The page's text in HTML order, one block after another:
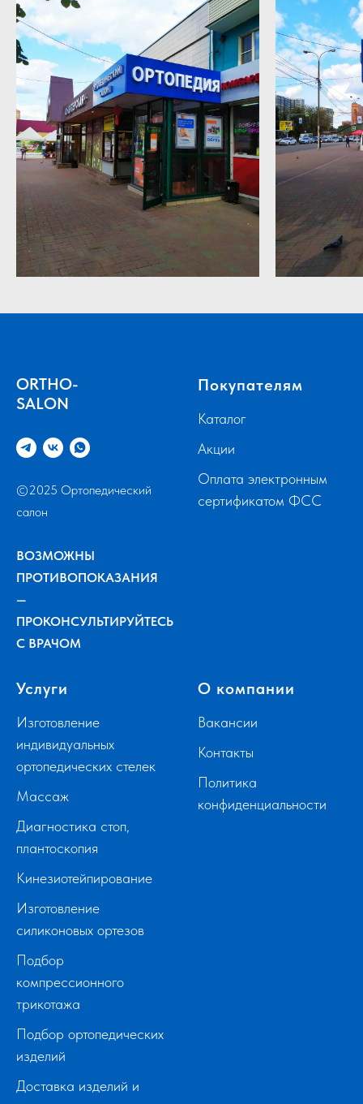
ORTHO-
SALON
©2025 Ортопедический
салон
ВОЗМОЖНЫ
ПРОТИВОПОКАЗАНИЯ
—
ПРОКОНСУЛЬТИРУЙТЕСЬ
С ВРАЧОМ
Покупателям
Каталог
Акции
Оплата электронным
сертификатом ФСС
Услуги
Изготовление
индивидуальных
ортопедических стелек
Массаж
Диагностика стоп,
плантоскопия
Кинезиотейпирование
Изготовление
силиконовых ортезов
Подбор
компрессионного
трикотажа
Подбор ортопедических
изделий
Доставка изделий и
О компании
Вакансии
Контакты
Политика
конфиденциальности